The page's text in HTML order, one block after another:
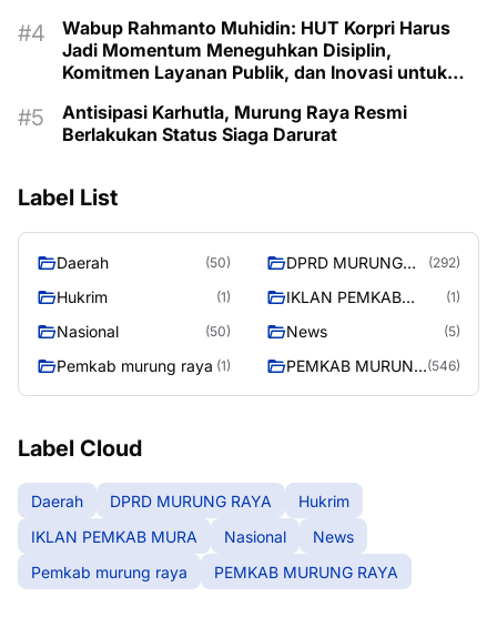
Wabup Rahmanto Muhidin: HUT Korpri Harus
Jadi Momentum Meneguhkan Disiplin,
Komitmen Layanan Publik, dan Inovasi untuk
Antisipasi Karhutla, Murung Raya Resmi
Berlakukan Status Siaga Darurat
Label List
Daerah (50)
DPRD MURUNG
(292)
Hukrim (1)
IKLAN PEMKAB
(1)
Nasional (50) News (5)
Pemkab murung raya (1)
PEMKAB MURUNG (546)
Label Cloud
Daerah DPRD MURUNG RAYA
Hukrim
IKLAN PEMKAB MURA
Nasional
News
Pemkab murung raya
PEMKAB MURUNG RAYA